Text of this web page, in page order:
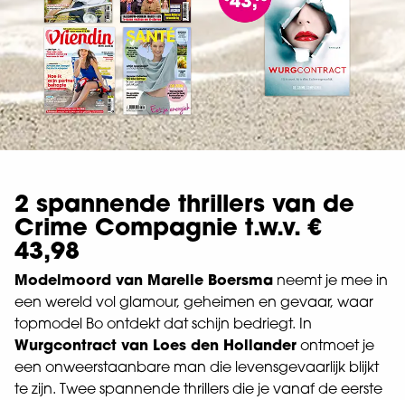
2 spannende thrillers van de
Crime Compagnie t.w.v. €
43,98
Modelmoord van Marelle Boersma neemt je mee in
een wereld vol glamour, geheimen en gevaar, waar
topmodel Bo ontdekt dat schijn bedriegt. In
Wurgcontract van Loes den Hollander ontmoet je
een onweerstaanbare man die levensgevaarlijk blijkt
te zijn. Twee spannende thrillers die je vanaf de eerste